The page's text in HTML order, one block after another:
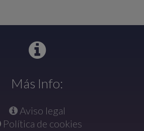
Más Info:
Aviso legal
Política de cookies